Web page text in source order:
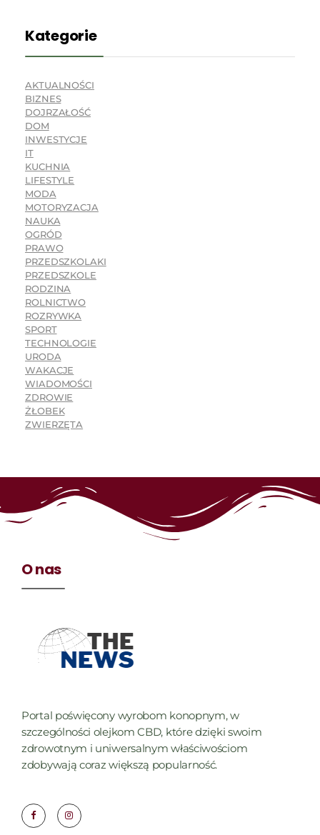
Kategorie
AKTUALNOŚCI
BIZNES
DOJRZAŁOŚĆ
DOM
INWESTYCJE
IT
KUCHNIA
LIFESTYLE
MODA
MOTORYZACJA
NAUKA
OGRÓD
PRAWO
PRZEDSZKOLAKI
PRZEDSZKOLE
RODZINA
ROLNICTWO
ROZRYWKA
SPORT
TECHNOLOGIE
URODA
WAKACJE
WIADOMOŚCI
ZDROWIE
ŻŁOBEK
ZWIERZĘTA
O nas
Portal poświęcony wyrobom konopnym, w
szczególności olejkom CBD, które dzięki swoim
zdrowotnym i uniwersalnym właściwościom
zdobywają coraz większą popularność.